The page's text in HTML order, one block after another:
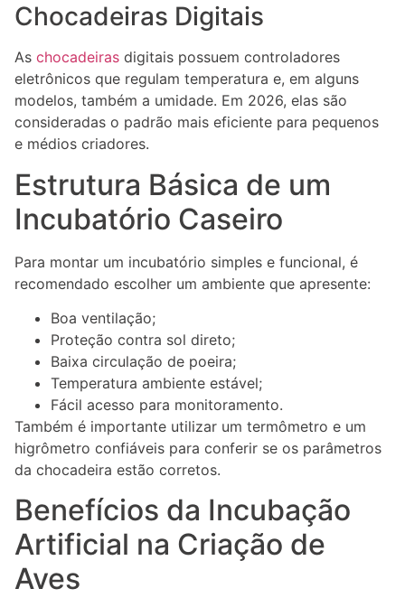
Chocadeiras Digitais
As chocadeiras digitais possuem controladores
eletrônicos que regulam temperatura e, em alguns
modelos, também a umidade. Em 2026, elas são
consideradas o padrão mais eficiente para pequenos
e médios criadores.
Estrutura Básica de um
Incubatório Caseiro
Para montar um incubatório simples e funcional, é
recomendado escolher um ambiente que apresente:
Boa ventilação;
Proteção contra sol direto;
Baixa circulação de poeira;
Temperatura ambiente estável;
Fácil acesso para monitoramento.
Também é importante utilizar um termômetro e um
higrômetro confiáveis para conferir se os parâmetros
da chocadeira estão corretos.
Benefícios da Incubação
Artificial na Criação de
Aves